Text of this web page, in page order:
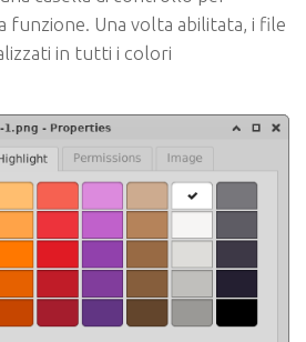
funzione. Una volta abilitata, i file
in tutti i colori